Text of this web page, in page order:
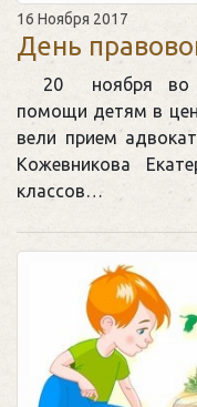
16 Ноября 2017
День
20 ноября во
помощи детям в
вели прием
Кожевникова
классов…